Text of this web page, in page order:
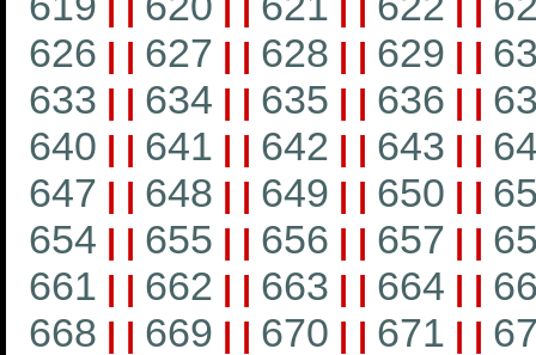
| | | | | | | |
626 | | 627 | | 628 | | 629 | |
633 | | 634 | | 635 | | 636 | |
640 | | 641 | | 642 | | 643 | |
647 | | 648 | | 649 | | 650 | |
654 | | 655 | | 656 | | 657 | |
661 | | 662 | | 663 | | 664 | |
668 | | 669 | | 670 | | 671 | |